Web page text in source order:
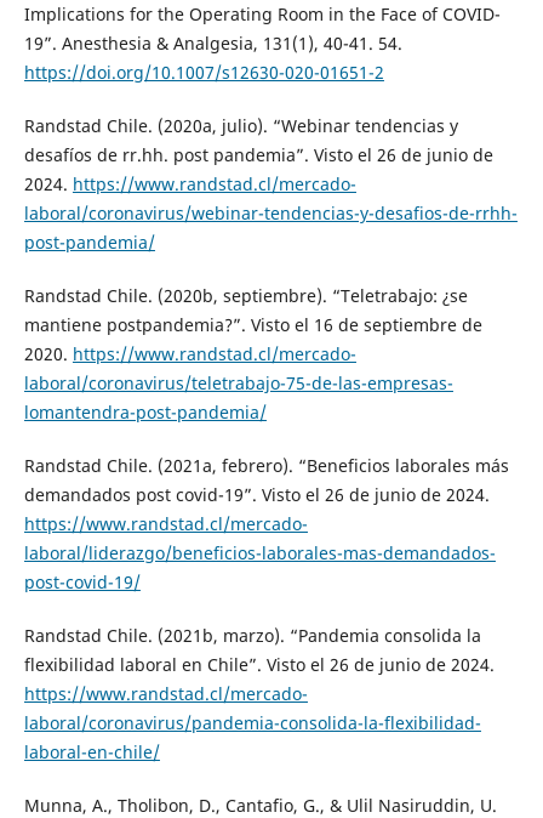
Implications for the Operating Room in the Face of COVID-
19”. Anesthesia & Analgesia, 131(1), 40-41. 54.
https://doi.org/10.1007/s12630-020-01651-2
Randstad Chile. (2020a, julio). “Webinar tendencias y
desafíos de rr.hh. post pandemia”. Visto el 26 de junio de
2024. https://www.randstad.cl/mercado-
laboral/coronavirus/webinar-tendencias-y-desafios-de-rrhh-
post-pandemia/
Randstad Chile. (2020b, septiembre). “Teletrabajo: ¿se
mantiene postpandemia?”. Visto el 16 de septiembre de
2020. https://www.randstad.cl/mercado-
laboral/coronavirus/teletrabajo-75-de-las-empresas-
lomantendra-post-pandemia/
Randstad Chile. (2021a, febrero). “Beneficios laborales más
demandados post covid-19”. Visto el 26 de junio de 2024.
https://www.randstad.cl/mercado-
laboral/liderazgo/beneficios-laborales-mas-demandados-
post-covid-19/
Randstad Chile. (2021b, marzo). “Pandemia consolida la
flexibilidad laboral en Chile”. Visto el 26 de junio de 2024.
https://www.randstad.cl/mercado-
laboral/coronavirus/pandemia-consolida-la-flexibilidad-
laboral-en-chile/
Munna, A., Tholibon, D., Cantafio, G., & Ulil Nasiruddin, U.